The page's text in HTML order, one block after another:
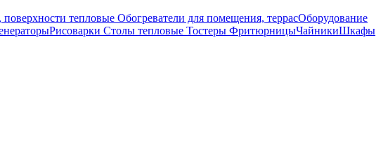
тепловые Обогреватели для помещения, террасОборудование
Рисоварки Столы тепловые Тостеры ФритюрницыЧайникиШкафы